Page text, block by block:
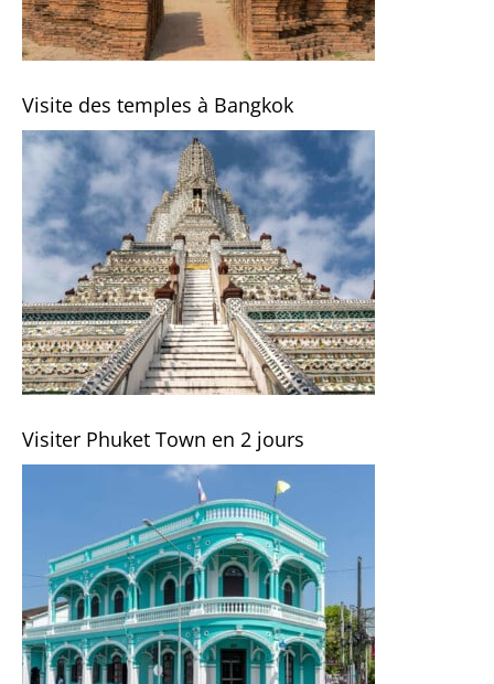
Visite des temples à Bangkok
Visiter Phuket Town en 2 jours